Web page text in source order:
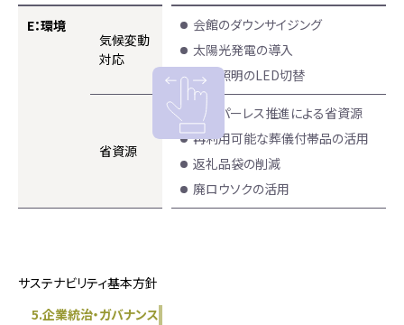
E：環境
気候変動
対応
会館のダウンサイジング
太陽光発電の導入
会館照明のLED切替
省資源
ペーパーレス推進による省資源
再利用可能な葬儀付帯品の活用
返礼品袋の削減
廃ロウソクの活用
サステナビリティ基本方針
5.企業統治・ガバナンス